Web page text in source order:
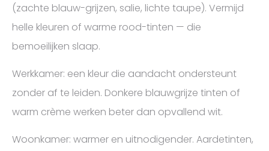
(zachte blauw-grijzen, salie, lichte taupe). Vermijd
helle kleuren of warme rood-tinten — die
bemoeilijken slaap.
Werkkamer: een kleur die aandacht ondersteunt
zonder af te leiden. Donkere blauwgrijze tinten of
warm crème werken beter dan opvallend wit.
Woonkamer: warmer en uitnodigender. Aardetinten,